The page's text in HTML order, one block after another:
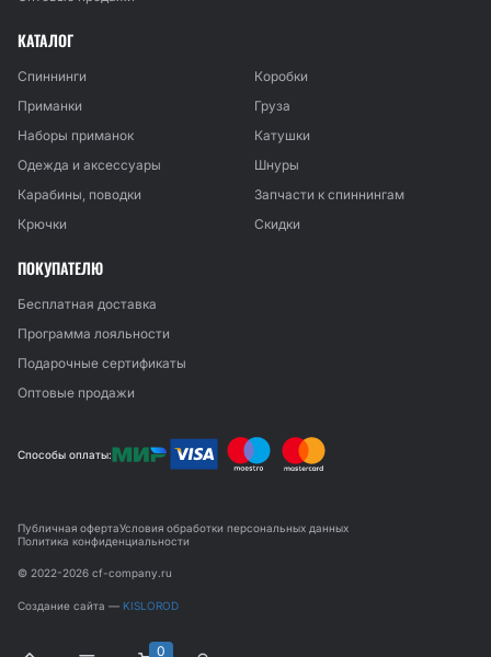
КАТАЛОГ
Спиннинги
Коробки
Приманки
Груза
Наборы приманок
Катушки
Одежда и аксессуары
Шнуры
Карабины, поводки
Запчасти к спиннингам
Крючки
Скидки
ПОКУПАТЕЛЮ
Бесплатная доставка
Программа лояльности
Подарочные сертификаты
Оптовые продажи
Способы оплаты:
© 2022-2026 cf-company.ru
Публичная офертаУсловия обработки персональных данных
Политика конфиденциальности
Создание сайта — KISLOROD
0